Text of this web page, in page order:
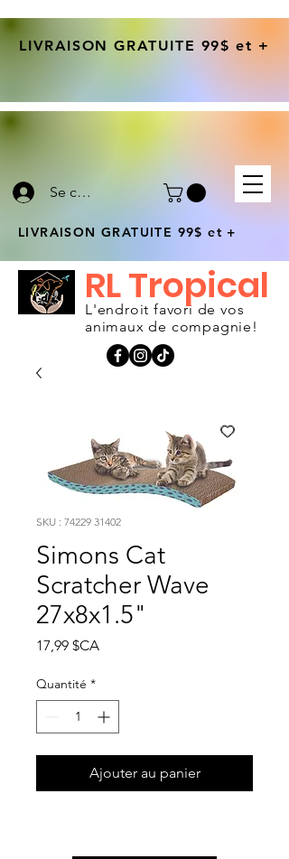
Se connecter
LIVRAISON GRATUITE 99$ et +
L'endroit favori de vos
animaux de compagnie!
RL Tropical
LIVRAISON GRATUITE 99$ et +
SKU : 74229 31402
Simons Cat
Scratcher Wave
27x8x1.5"
17,99 $CAPrix
Quantité *
Ajouter au panier